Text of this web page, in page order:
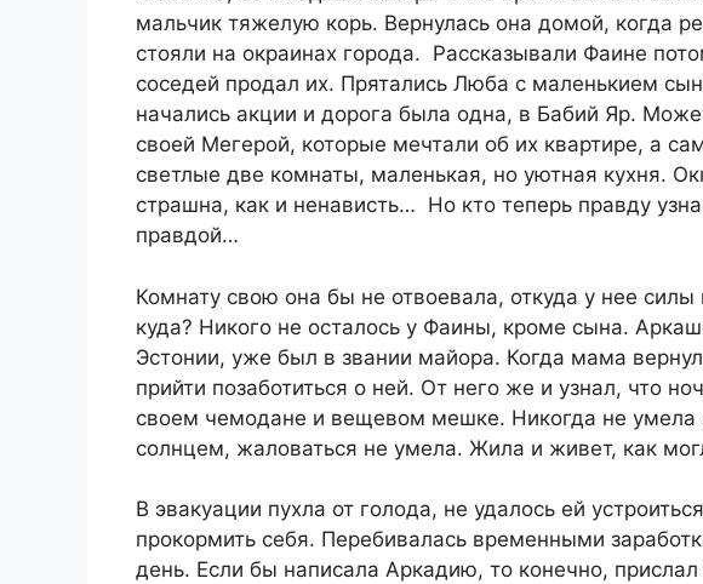
мальчик тяжелую корь. Вернулась она домой, когда
стояли на окраинах города. Рассказывали Фаине
соседей продал их. Прятались Люба с маленькием
начались акции и дорога была одна, в Бабий Яр.
своей Мегерой, которые мечтали об их квартире, а
светлые две комнаты, маленькая, но уютная кухня.
страшна, как и ненависть… Но кто теперь правду
правдой…
Комнату свою она бы не отвоевала, откуда у нее силы
куда? Никого не осталось у Фаины, кроме сына.
Эстонии, уже был в звании майора. Когда мама
прийти позаботиться о ней. От него же и узнал, что
своем чемодане и вещевом мешке. Никогда не умела
солнцем, жаловаться не умела. Жила и живет, как
В эвакуации пухла от голода, не удалось ей
прокормить себя. Перебивалась временными
день. Если бы написала Аркадию, то конечно,